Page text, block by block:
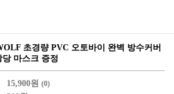
초경량 PVC 오토바이 완벽 방수커버
당 마스크 증정
15,900원 (0)